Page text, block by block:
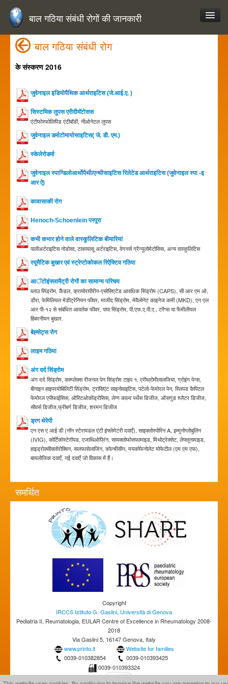
बाल गठिया संबंधी रोगों की जानकारी
बाल गठिया संबंधी रोग
के संस्करण 2016
जुवेनाइल इडियोपैथिक आर्थराइटिस (जे.आई.ए. )
सिस्टमिक लुपस एरीदीमॅटोसस
एंटीफोस्फोलिपिड एंटीबॉडी, नीओनेटल लुपस
जुवेनाइल डर्माटोमायोसाइटिस( जे. डी. एम.)
स्केलेरोडर्मा
जुवेनाइल स्पान्डिलोआर्थोपैथी/एन्थीसाइटिस रिलेटेड आर्थराइटिस (जुवेनाइल स्पा -इ
आर ऐ)
कावासाकी रोग
Henoch-Schoenlein परपूरा
कभी कभार होने वाले वास्कुलिटिक बीमारियां
पालीअर्टराइटिस नोडोसा, टाकायासू अर्टराइटिस, वेगनर्स ग्रैन्युलोमेटोसिस, अन्य वास्कुलिटिस
रयूमैटिक बुखार एवं स्ट्रेप्टोकोकल रिऐक्टिव गठिया
आॅटोइंफ्लामैट्री रोगों का सामान्य परिचय
ब्लाउ सिंड्रोम, कैंडल, क्रायोरापीरीन-एसोसिएटेड आवधिक सिंड्रोम (CAPS), सी आर एम ओ,
डीरा, फेमिलियल मेडीट्रेनियन फीवर, माजीद सिंड्रोम, मेवैलोनेट काइनेज कमी (MKD), एन एल
आर पी-१२ से संबंधित आवर्तक फीवर, पापा सिंड्रोम, पी.एफ.ए.पी.ए., टरैप्स या फैमीलीयल
हिबरनीयन बुखार.
बेह्सेट्स रोग
लाइम गठिया
अंग दर्द सिंड्रोम
अंग दर्द सिंड्रोम, काम्प्लेक्स रीजनल पेन सिंड्रोम टाइप १, एरीथ्रोमीलालजिया, ग्रोइंग पेन्स,
बीनाइन हाइपरमोबिलिटी सिंड्रोम, ट्रांसिएंट साइनोवाइटिस, पटेलो-फेमोरल पेन, स्लिपड कैपिटल
फेमोरल एपीफाईसिस, ऑस्टिओकोंड्रोसिस, लेग्ग काल्व पर्थेस डिजीज, ऑसगुड श्लैटर डिजीज,
सीवर्स डिजीज,फ्रीबर्ग डिजीज, शरमन डिजीज
ड्रग थेरेपी
एन एस ए आई डी (नॉन स्टेरायडल एंटी इंफ्लेमेटरी दवाएँ), साइक्लोस्पोरिन A, इम्मुनोग्लोबुलिंन
(IVIG), कोर्टिकोस्टेरॉयड, एजाथिओप्रिंन, सायक्लोफोसफामाइड, मिथोट्रेक्सेट, लेफ्लूनामाइड,
हाइड्रोक्सीक्लोरोक्विन, सलफासेलाजिंन, कोल्चीसीन, मयकोफेनोलेट मोफेटील (एम एम एफ),
बायलोजिक दवाएँ, नई दवाएँ जो विकास में हैं।
समर्थित
Copyright
IRCCS Istituto G. Gaslini, Università di Genova
Pediatria II, Reumatologia, EULAR Centre of Excellence in Rheumatology 2008-
2018
Via Gaslini 5, 16147 Genova, Italy
www.printo.it
Website for families
0039-010382854
0039-010393425
0039-010393324